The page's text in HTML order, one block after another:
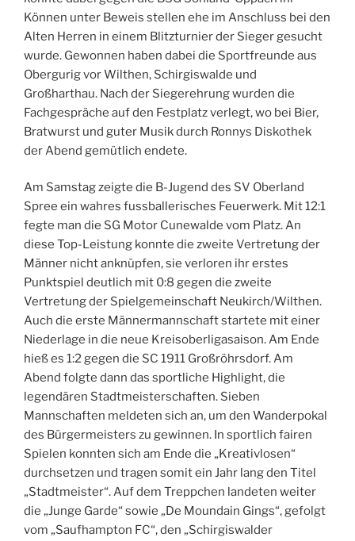
Können unter Beweis stellen ehe im Anschluss bei den
Alten Herren in einem Blitzturnier der Sieger gesucht
wurde. Gewonnen haben dabei die Sportfreunde aus
Obergurig vor Wilthen, Schirgiswalde und
Großharthau. Nach der Siegerehrung wurden die
Fachgespräche auf den Festplatz verlegt, wo bei Bier,
Bratwurst und guter Musik durch Ronnys Diskothek
der Abend gemütlich endete.
Am Samstag zeigte die B-Jugend des SV Oberland
Spree ein wahres fussballerisches Feuerwerk. Mit 12:1
fegte man die SG Motor Cunewalde vom Platz. An
diese Top-Leistung konnte die zweite Vertretung der
Männer nicht anknüpfen, sie verloren ihr erstes
Punktspiel deutlich mit 0:8 gegen die zweite
Vertretung der Spielgemeinschaft Neukirch/Wilthen.
Auch die erste Männermannschaft startete mit einer
Niederlage in die neue Kreisoberligasaison. Am Ende
hieß es 1:2 gegen die SC 1911 Großröhrsdorf. Am
Abend folgte dann das sportliche Highlight, die
legendären Stadtmeisterschaften. Sieben
Mannschaften meldeten sich an, um den Wanderpokal
des Bürgermeisters zu gewinnen. In sportlich fairen
Spielen konnten sich am Ende die „Kreativlosen“
durchsetzen und tragen somit ein Jahr lang den Titel
„Stadtmeister“. Auf dem Treppchen landeten weiter
die „Junge Garde“ sowie „De Moundain Gings“, gefolgt
vom „Saufhampton FC“, den „Schirgiswalder